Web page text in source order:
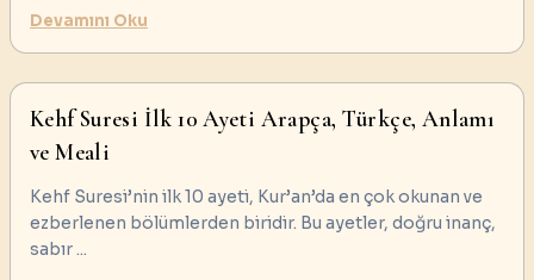
Devamını Oku
Kehf Suresi İlk 10 Ayeti Arapça, Türkçe, Anlamı
ve Meali
Kehf Suresi’nin ilk 10 ayeti, Kur’an’da en çok okunan ve
ezberlenen bölümlerden biridir. Bu ayetler, doğru inanç,
sabır...